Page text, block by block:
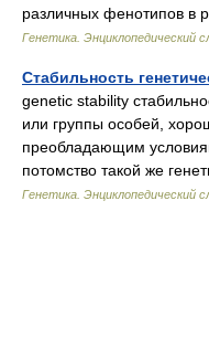
различных фенотипов в
Генетика. Энциклопедический
Стабильность
genetic stability
или группы особей,
преобладающим
потомство такой же
Генетика. Энциклопедический